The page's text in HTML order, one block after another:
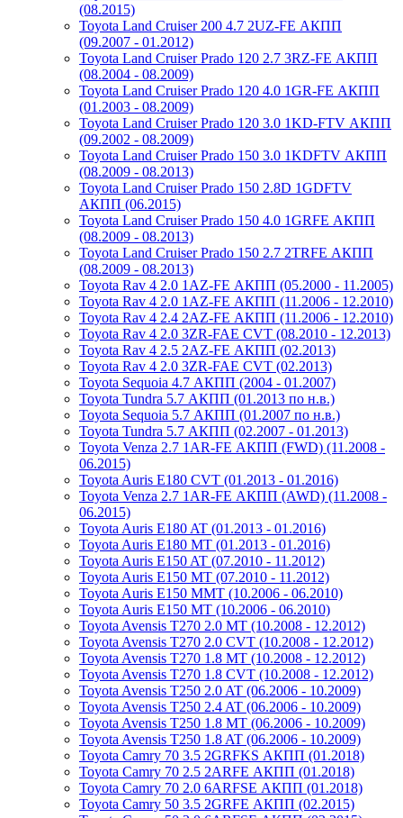
(08.2015)
Toyota Land Cruiser 200 4.7 2UZ-FE АКПП
(09.2007 - 01.2012)
Toyota Land Cruiser Prado 120 2.7 3RZ-FE АКПП
(08.2004 - 08.2009)
Toyota Land Cruiser Prado 120 4.0 1GR-FE АКПП
(01.2003 - 08.2009)
Toyota Land Cruiser Prado 120 3.0 1KD-FTV АКПП
(09.2002 - 08.2009)
Toyota Land Cruiser Prado 150 3.0 1KDFTV АКПП
(08.2009 - 08.2013)
Toyota Land Cruiser Prado 150 2.8D 1GDFTV
АКПП (06.2015)
Toyota Land Cruiser Prado 150 4.0 1GRFE АКПП
(08.2009 - 08.2013)
Toyota Land Cruiser Prado 150 2.7 2TRFE АКПП
(08.2009 - 08.2013)
Toyota Rav 4 2.0 1AZ-FE АКПП (05.2000 - 11.2005)
Toyota Rav 4 2.0 1AZ-FE АКПП (11.2006 - 12.2010)
Toyota Rav 4 2.4 2AZ-FE АКПП (11.2006 - 12.2010)
Toyota Rav 4 2.0 3ZR-FAE CVT (08.2010 - 12.2013)
Toyota Rav 4 2.5 2AZ-FE АКПП (02.2013)
Toyota Rav 4 2.0 3ZR-FAE CVT (02.2013)
Toyota Sequoia 4.7 АКПП (2004 - 01.2007)
Toyota Tundra 5.7 АКПП (01.2013 по н.в.)
Toyota Sequoia 5.7 АКПП (01.2007 по н.в.)
Toyota Tundra 5.7 АКПП (02.2007 - 01.2013)
Toyota Venza 2.7 1AR-FE АКПП (FWD) (11.2008 -
06.2015)
Toyota Auris E180 CVT (01.2013 - 01.2016)
Toyota Venza 2.7 1AR-FE АКПП (AWD) (11.2008 -
06.2015)
Toyota Auris E180 AT (01.2013 - 01.2016)
Toyota Auris E180 MT (01.2013 - 01.2016)
Toyota Auris E150 AT (07.2010 - 11.2012)
Toyota Auris E150 MT (07.2010 - 11.2012)
Toyota Auris E150 MMT (10.2006 - 06.2010)
Toyota Auris E150 MT (10.2006 - 06.2010)
Toyota Avensis T270 2.0 MT (10.2008 - 12.2012)
Toyota Avensis T270 2.0 CVT (10.2008 - 12.2012)
Toyota Avensis T270 1.8 MT (10.2008 - 12.2012)
Toyota Avensis T270 1.8 CVT (10.2008 - 12.2012)
Toyota Avensis T250 2.0 AT (06.2006 - 10.2009)
Toyota Avensis T250 2.4 AT (06.2006 - 10.2009)
Toyota Avensis T250 1.8 MT (06.2006 - 10.2009)
Toyota Avensis T250 1.8 AT (06.2006 - 10.2009)
Toyota Camry 70 3.5 2GRFKS АКПП (01.2018)
Toyota Camry 70 2.5 2ARFE АКПП (01.2018)
Toyota Camry 70 2.0 6ARFSE АКПП (01.2018)
Toyota Camry 50 3.5 2GRFE АКПП (02.2015)